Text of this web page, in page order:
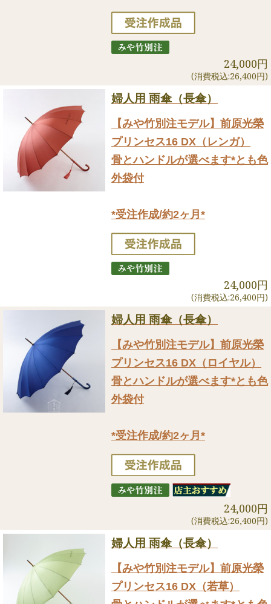
24,000円
(消費税込:26,400円)
婦人用 雨傘（長傘）
【みや竹別注モデル】前原光榮
プリンセス16 DX（レンガ）
骨とハンドルが選べます*とも色
外袋付
*受注作成/約2ヶ月*
24,000円
(消費税込:26,400円)
婦人用 雨傘（長傘）
【みや竹別注モデル】前原光榮
プリンセス16 DX（ロイヤル）
骨とハンドルが選べます*とも色
外袋付
*受注作成/約2ヶ月*
24,000円
(消費税込:26,400円)
婦人用 雨傘（長傘）
【みや竹別注モデル】前原光榮
プリンセス16 DX（若草）